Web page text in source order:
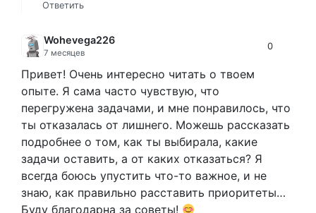
Ответить
Wohevega226
7 месяцев
0
Привет! Очень интересно читать о твоем
опыте. Я сама часто чувствую, что
перегружена задачами, и мне понравилось, что
ты отказалась от лишнего. Можешь рассказать
подробнее о том, как ты выбирала, какие
задачи оставить, а от каких отказаться? Я
всегда боюсь упустить что-то важное, и не
знаю, как правильно расставить приоритеты…
Буду благодарна за советы!